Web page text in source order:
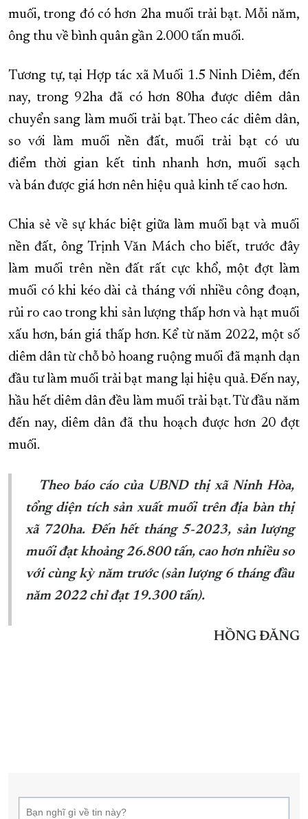
muối, trong đó có hơn 2ha muối trải bạt. Mỗi năm,
ông thu về bình quân gần 2.000 tấn muối.
Tương tự, tại Hợp tác xã Muối 1.5 Ninh Diêm, đến
nay, trong 92ha đã có hơn 80ha được diêm dân
chuyển sang làm muối trải bạt. Theo các diêm dân,
so với làm muối nền đất, muối trải bạt có ưu
điểm thời gian kết tinh nhanh hơn, muối sạch
và bán được giá hơn nên hiệu quả kinh tế cao hơn.
Chia sẻ về sự khác biệt giữa làm muối bạt và muối
nền đất, ông Trịnh Văn Mách cho biết, trước đây
làm muối trên nền đất rất cực khổ, một đợt làm
muối có khi kéo dài cả tháng với nhiều công đoạn,
rủi ro cao trong khi sản lượng thấp hơn và hạt muối
xấu hơn, bán giá thấp hơn. Kể từ năm 2022, một số
diêm dân từ chỗ bỏ hoang ruộng muối đã mạnh dạn
đầu tư làm muối trải bạt mang lại hiệu quả. Đến nay,
hầu hết diêm dân đều làm muối trải bạt. Từ đầu năm
đến nay, diêm dân đã thu hoạch được hơn 20 đợt
muối.
Theo báo cáo của UBND thị xã Ninh Hòa,
tổng diện tích sản xuất muối trên địa bàn thị
xã 720ha. Đến hết tháng 5-2023, sản lượng
muối đạt khoảng 26.800 tấn, cao hơn nhiều so
với cùng kỳ năm trước(sản lượng 6 tháng đầu
năm 2022 chỉ đạt 19.300 tấn).
HỒNG ĐĂNG